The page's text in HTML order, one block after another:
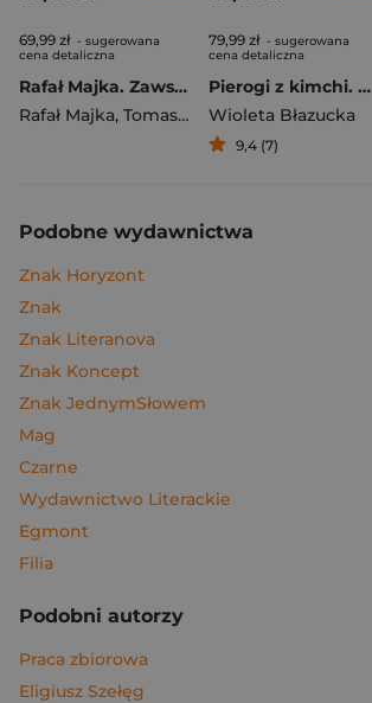
69,99 zł - sugerowana
cena detaliczna
Rafał Majka. Zawsze z przodu. Rozmawia Tomasz Kalemba - książka z autografem
Rafał Majka, Tomasz Kalemba
79,99 zł - sugerowana
cena detaliczna
Pierogi z kimchi. Moje ulubione azjatyckie przepisy
Wioleta Błazucka
9,4 (7)
Podobne wydawnictwa
Znak Horyzont
Znak
Znak Literanova
Znak Koncept
Znak JednymSłowem
Mag
Czarne
Wydawnictwo Literackie
Egmont
Filia
Podobni autorzy
Praca zbiorowa
Eligiusz Szełęg